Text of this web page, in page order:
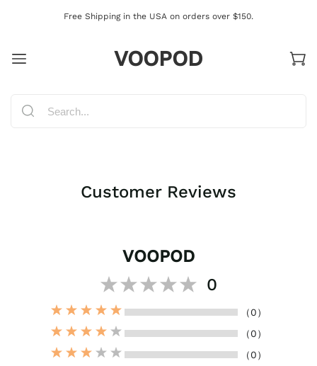
Free Shipping in the USA on orders over $150.
VOOPOD
Customer Reviews
VOOPOD
0
（0）
（0）
（0）